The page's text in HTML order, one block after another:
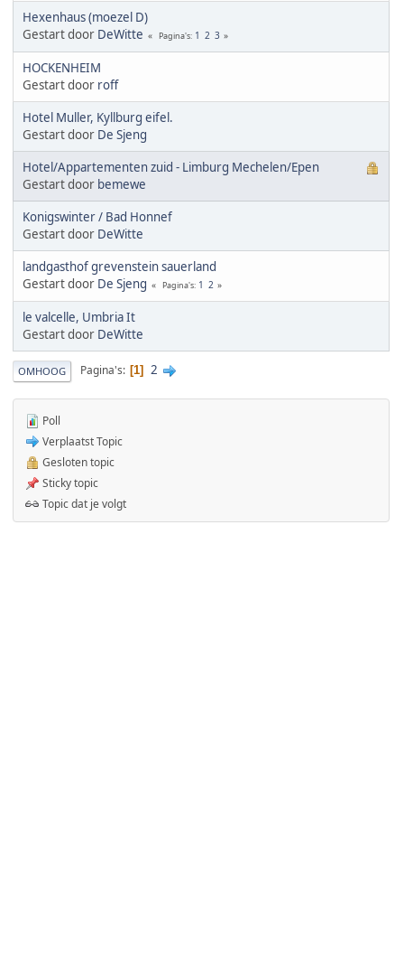
Hexenhaus (moezel D)
Gestart door DeWitte Pagina's 1 2 3
HOCKENHEIM
Gestart door roff
Hotel Muller, Kyllburg eifel.
Gestart door De Sjeng
Hotel/Appartementen zuid - Limburg Mechelen/Epen
Gestart door bemewe
Konigswinter / Bad Honnef
Gestart door DeWitte
landgasthof grevenstein sauerland
Gestart door De Sjeng Pagina's 1 2
le valcelle, Umbria It
Gestart door DeWitte
OMHOOG Pagina's 1 2
Poll
Verplaatst Topic
Gesloten topic
Sticky topic
Topic dat je volgt